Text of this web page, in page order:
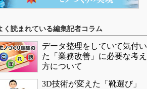
く読まれている編集記者コラム
データ整理をしていて気付い
た「業務改善」に必要な考え
方について
3D技術が変えた「靴選び」